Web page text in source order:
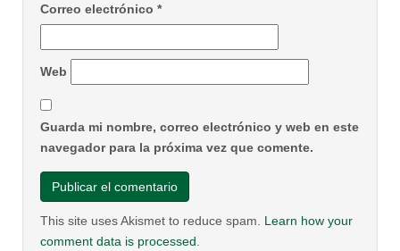
Correo electrónico *
Web
Guarda mi nombre, correo electrónico y web en este
navegador para la próxima vez que comente.
This site uses Akismet to reduce spam. Learn how your
comment data is processed